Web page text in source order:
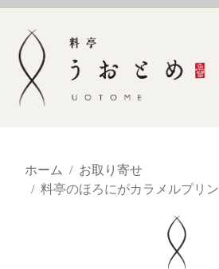
ホーム
お取り寄せ
料亭のほろにがカラメルプリン